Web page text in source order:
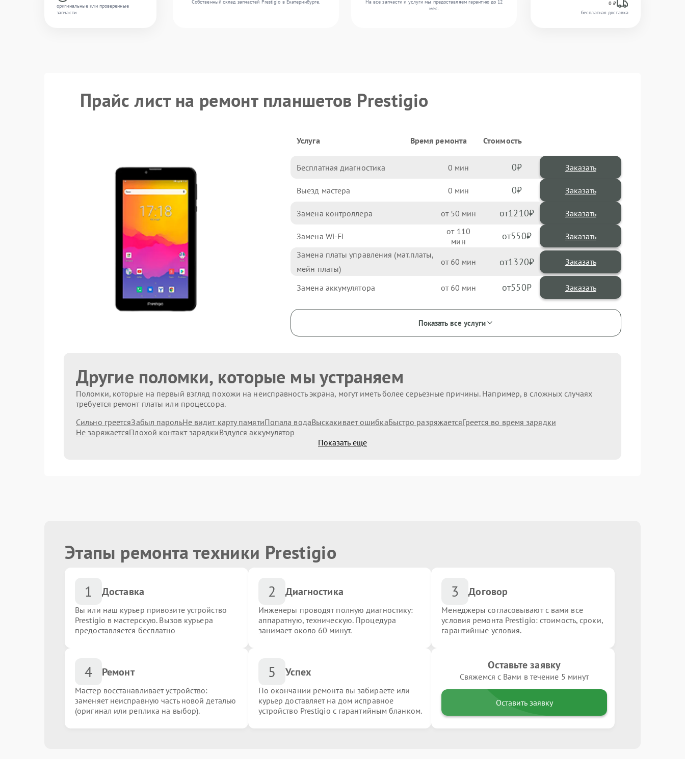
оригинальные или проверенные
запчасти
Собственный склад запчастей Prestigio в Екатеринбурге.
На все запчасти и услуги мы предоставляем гарантию до 12
мес.
0 ₽
бесплатная доставка
Прайс лист на ремонт планшетов Prestigio
Услуга Время ремонта Стоимость
Бесплатная диагностика 0 0 Заказать
Выезд мастера 0 0 Заказать
Замена контроллера 50 1210
Замена Wi-Fi 110 550
Замена платы управления (мат.платы,
мейн платы)
60 1320
Замена аккумулятора 60 550
Показать все услуги
Другие поломки, которые мы устраняем
Поломки, которые на первый взгляд похожи на неисправность экрана, могут иметь более серьезные причины. Например, в сложных случаях
требуется ремонт платы или процессора.
Сильно греетсяЗабыл парольНе видит карту памятиПопала водаВыскакивает ошибкаБыстро разряжаетсяГреется во время зарядки
Не заряжаетсяПлохой контакт зарядкиВздулся аккумулятор
Показать еще
Этапы ремонта техники Prestigio
1 Доставка
Вы или наш курьер привозите устройство
Prestigio в мастерскую. Вызов курьера
предоставляется бесплатно
2 Диагностика
Инженеры проводят полную диагностику:
аппаратную, техническую. Процедура
занимает около 60 минут.
3 Договор
Менеджеры согласовывают с вами все
условия ремонта Prestigio: стоимость, сроки,
гарантийные условия.
4 Ремонт
Мастер восстанавливает устройство:
заменяет неисправную часть новой деталью
(оригинал или реплика на выбор).
5 Успех
По окончании ремонта вы забираете или
курьер доставляет на дом исправное
устройство Prestigio с гарантийным бланком.
Оставьте заявку
Свяжемся с Вами в течение 5 минут
Оставить заявку